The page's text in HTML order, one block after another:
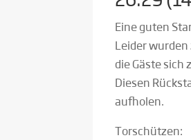
Eine guten
Leider
die Gäste sich
Diesen
aufholen.
Torschützen: